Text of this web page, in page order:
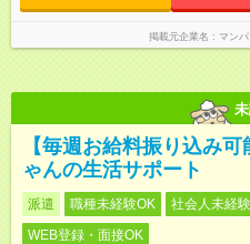
掲載元企業名 マン
【毎週お給料振り込み
ゃんの生活サポート
派遣 職種未経験OK 社会人未経
WEB登録・面接OK